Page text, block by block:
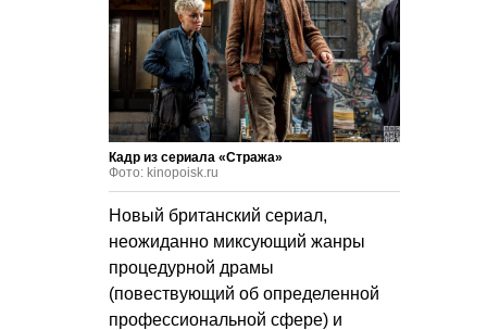
Кадр из сериала «Стража»
Фото: kinopoisk.ru
Новый британский сериал,
неожиданно миксующий жанры
процедурной драмы
(повествующий об определенной
профессиональной сфере) и